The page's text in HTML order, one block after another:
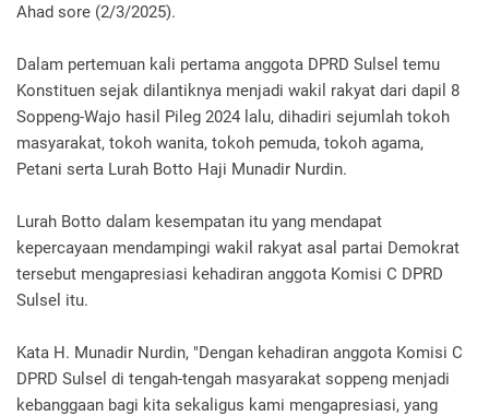
Ahad sore (2/3/2025).
Dalam pertemuan kali pertama anggota DPRD Sulsel temu
Konstituen sejak dilantiknya menjadi wakil rakyat dari dapil 8
Soppeng-Wajo hasil Pileg 2024 lalu, dihadiri sejumlah tokoh
masyarakat, tokoh wanita, tokoh pemuda, tokoh agama,
Petani serta Lurah Botto Haji Munadir Nurdin.
Lurah Botto dalam kesempatan itu yang mendapat
kepercayaan mendampingi wakil rakyat asal partai Demokrat
tersebut mengapresiasi kehadiran anggota Komisi C DPRD
Sulsel itu.
Kata H. Munadir Nurdin, "Dengan kehadiran anggota Komisi C
DPRD Sulsel di tengah-tengah masyarakat soppeng menjadi
kebanggaan bagi kita sekaligus kami mengapresiasi, yang